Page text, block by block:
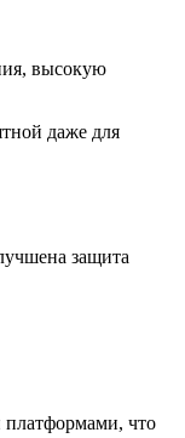
высокую
даже для
защита
платформами, что